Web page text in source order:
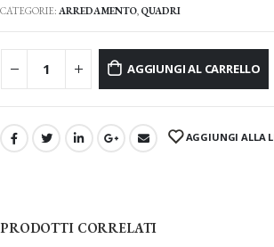
CATEGORIE: ARREDAMENTO, QUADRI
AGGIUNGI AL CARRELLO
AGGIUNGI ALLA
PRODOTTI CORRELATI